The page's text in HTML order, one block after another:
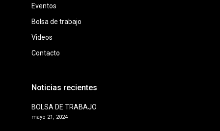
Eventos
Bolsa de trabajo
Videos
Contacto
Noticias recientes
BOLSA DE TRABAJO
mayo 21, 2024